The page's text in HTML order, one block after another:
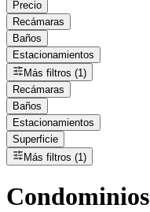
Precio
Recámaras
Baños
Estacionamientos
Más filtros (1)
Recámaras
Baños
Estacionamientos
Superficie
Más filtros (1)
Condominios